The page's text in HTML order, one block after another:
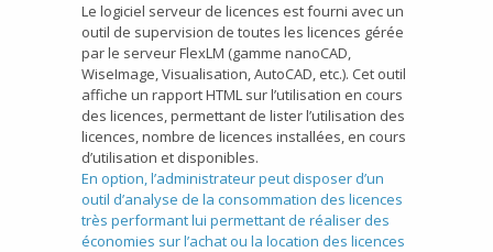
Le logiciel serveur de licences est fourni avec un
outil de supervision de toutes les licences gérée
par le serveur FlexLM (gamme nanoCAD,
WiseImage, Visualisation, AutoCAD, etc.). Cet outil
affiche un rapport HTML sur l’utilisation en cours
des licences, permettant de lister l’utilisation des
licences, nombre de licences installées, en cours
d’utilisation et disponibles.
En option, l’administrateur peut disposer d’un
outil d’analyse de la consommation des licences
très performant lui permettant de réaliser des
économies sur l’achat ou la location des licences